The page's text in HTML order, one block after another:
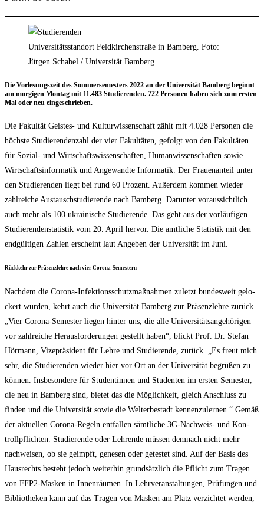
Universitätsstandort Feldkirchenstraße in Bamberg. Foto:
Jürgen Schabel / Universität Bamberg
Die Vor­le­sungs­zeit des Som­mer­se­mes­ters 2022 an der Uni­ver­si­tät Bam­berg beginnt
am mor­gi­gen Mon­tag mit 11.483 Stu­die­ren­den. 722 Per­so­nen haben sich zum ers­ten
Mal oder neu eingeschrieben.
Die Fakul­tät Geis­tes- und Kul­tur­wis­sen­schaft zählt mit 4.028 Per­so­nen die
höchs­te Stu­die­ren­den­zahl der vier Fakul­tä­ten, gefolgt von den Fakul­tä­ten
für Sozi­al- und Wirt­schafts­wis­sen­schaf­ten, Human­wis­sen­schaf­ten sowie
Wirt­schafts­in­for­ma­tik und Ange­wand­te Infor­ma­tik. Der Frau­en­an­teil unter
den Stu­die­ren­den liegt bei rund 60 Pro­zent. Außer­dem kom­men wie­der
zahl­rei­che Aus­tausch­stu­die­ren­de nach Bam­berg. Dar­un­ter vor­aus­sicht­lich
auch mehr als 100 ukrai­ni­sche Stu­die­ren­de. Das geht aus der vor­läu­fi­gen
Stu­die­ren­den­sta­tis­tik vom 20. April her­vor. Die amt­li­che Sta­tis­tik mit den
end­gül­ti­gen Zah­len erscheint laut Ange­ben der Uni­ver­si­tät im Juni.
Rück­kehr zur Prä­senz­leh­re nach vier Corona-Semestern
Nach­dem die Coro­na-Infek­ti­ons­schutz­maß­nah­men zuletzt bun­des­weit gelo­
ckert wur­den, kehrt auch die Uni­ver­si­tät Bam­berg zur Prä­senz­leh­re zurück.
„Vier Coro­na-Semes­ter lie­gen hin­ter uns, die alle Uni­ver­si­täts­an­ge­hö­ri­gen
vor zahl­rei­che Her­aus­for­de­run­gen gestellt haben“, blickt Prof. Dr. Ste­fan
Hör­mann, Vize­prä­si­dent für Leh­re und Stu­die­ren­de, zurück. „Es freut mich
sehr, die Stu­die­ren­den wie­der hier vor Ort an der Uni­ver­si­tät begrü­ßen zu
kön­nen. Ins­be­son­de­re für Stu­den­tin­nen und Stu­den­ten im ers­ten Semes­ter,
die neu in Bam­berg sind, bie­tet das die Mög­lich­keit, gleich Anschluss zu
fin­den und die Uni­ver­si­tät sowie die Welt­erbe­stadt ken­nen­zu­ler­nen.“ Gemäß
der aktu­el­len Coro­na-Regeln ent­fal­len sämt­li­che 3G-Nach­weis- und Kon­
troll­pflich­ten. Stu­die­ren­de oder Leh­ren­de müs­sen dem­nach nicht mehr
nach­wei­sen, ob sie geimpft, gene­sen oder getes­tet sind. Auf der Basis des
Haus­rechts besteht jedoch wei­ter­hin grund­sätz­lich die Pflicht zum Tra­gen
von FFP2-Mas­ken in Innen­räu­men. In Lehr­ver­an­stal­tun­gen, Prü­fun­gen und
Biblio­the­ken kann auf das Tra­gen von Mas­ken am Platz ver­zich­tet wer­den,